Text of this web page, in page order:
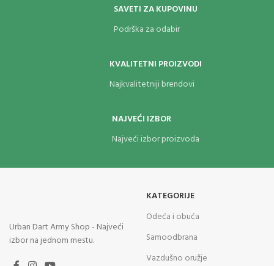
SAVETI ZA KUPOVINU
Podrška za odabir
KVALITETNI PROIZVODI
Najkvalitetniji brendovi
NAJVEĆI IZBOR
Najveći izbor proizvoda
Urban Dart Army Shop - Najveći
izbor na jednom mestu.
KATEGORIJE
Odeća i obuća
Samoodbrana
Vazdušno oružje